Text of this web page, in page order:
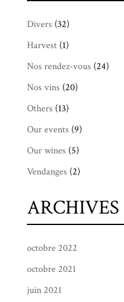
Divers (32)
Harvest(1)
Nos rendez-vous (24)
Nos vins (20)
Others (13)
Our events (9)
Our wines (5)
Vendanges (2)
ARCHIVES
octobre 2022
octobre 2021
juin 2021